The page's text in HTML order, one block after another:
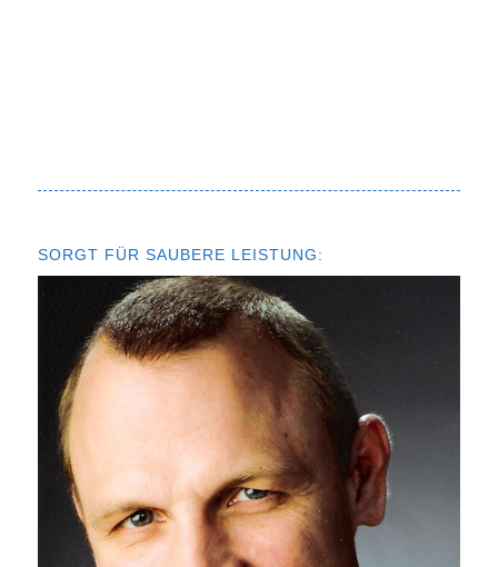
SORGT FÜR SAUBERE LEISTUNG: